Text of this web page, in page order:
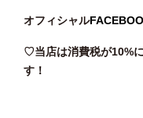
オフィシャル
♡当店は消費税が10%
す！